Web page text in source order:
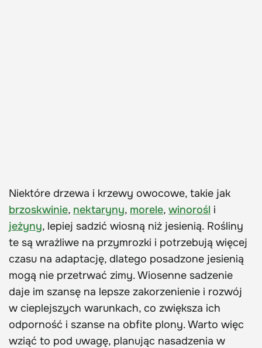
Niektóre drzewa i krzewy owocowe, takie jak
brzoskwinie, nektaryny, morele, winorośl i
jeżyny, lepiej sadzić wiosną niż jesienią. Rośliny
te są wrażliwe na przymrozki i potrzebują więcej
czasu na adaptację, dlatego posadzone jesienią
mogą nie przetrwać zimy. Wiosenne sadzenie
daje im szansę na lepsze zakorzenienie i rozwój
w cieplejszych warunkach, co zwiększa ich
odporność i szanse na obfite plony. Warto więc
wziąć to pod uwagę, planując nasadzenia w